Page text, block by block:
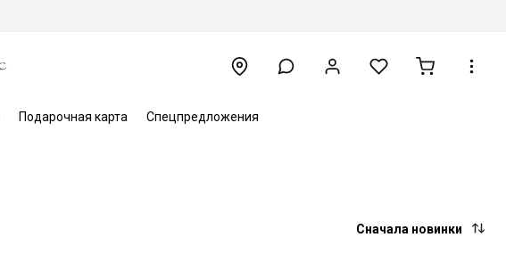
Подарочная карта Спецпредложения
Сначала новинки